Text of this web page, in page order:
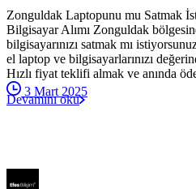
Zonguldak Laptopunu mu Satmak
Bilgisayar Alımı Zonguldak
bilgisayarınızı satmak mı
el laptop ve bilgisayarlarınızı
Hızlı fiyat teklifi almak ve anında
3 Mart 2025
Devamını oku